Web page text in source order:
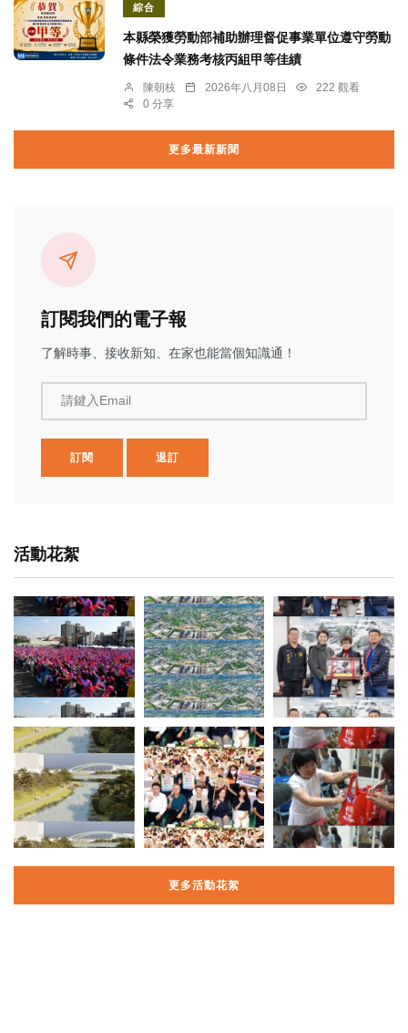
綜合
本縣榮獲勞動部補助辦理督促事業單位遵守勞動
條件法令業務考核丙組甲等佳績
陳朝枝 2026年八月08日
222 觀看
0 分享
更多最新新聞
訂閱我們的電子報
了解時事、接收新知、在家也能當個知識通！
請鍵入Email
訂閱 退訂
活動花絮
更多活動花絮